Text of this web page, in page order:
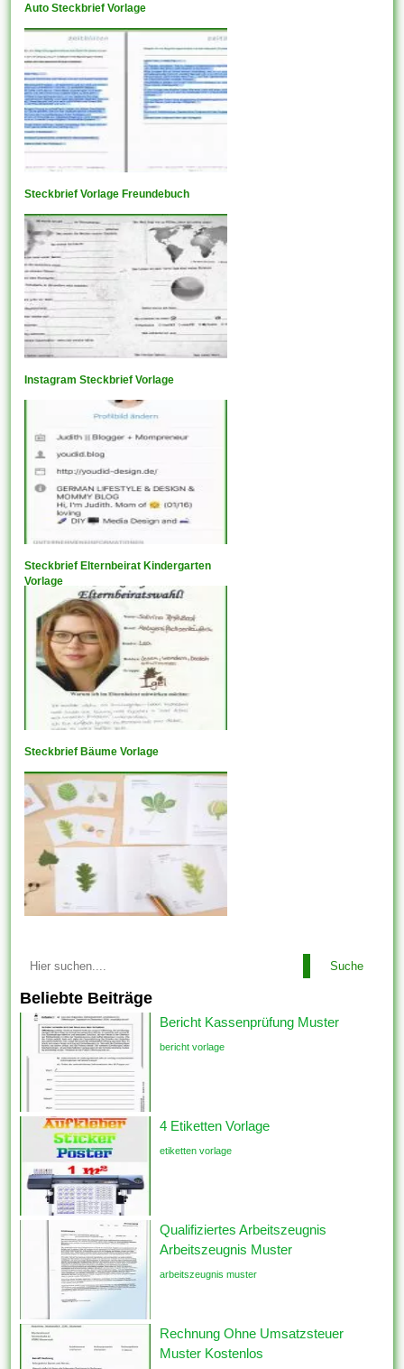
Auto Steckbrief Vorlage
Steckbrief Vorlage Freundebuch
Instagram Steckbrief Vorlage
Steckbrief Elternbeirat Kindergarten
Vorlage
Steckbrief Bäume Vorlage
Suche
Beliebte Beiträge
Bericht Kassenprüfung Muster
bericht vorlage
4 Etiketten Vorlage
etiketten vorlage
Qualifiziertes Arbeitszeugnis
Arbeitszeugnis Muster
arbeitszeugnis muster
Rechnung Ohne Umsatzsteuer
Muster Kostenlos